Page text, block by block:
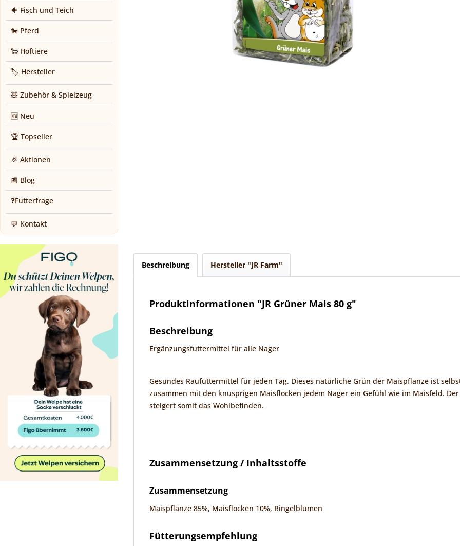
🐠 Fisch und Teich
🐎 Pferd
🐑 Hoftiere
🏷️ Hersteller
🧸 Zubehör & Spielzeug
🆕 Neu
🏆 Topseller
🎉 Aktionen
📰 Blog
❓Futterfrage
💬 Kontakt
Beschreibung Hersteller "JR Farm"
Produktinformationen "JR Grüner Mais 80 g"
Beschreibung
Ergänzungsfuttermittel für alle Nager
Gesundes Raufuttermittel für jeden Tag. Dieses natürliche Grün der Maispflanze ist
zusammen mit den knusprigen Maisflocken jedem Nager ein Gefühl wie im Maisfeld.
steigert somit das Wohlbefinden.
Zusammensetzung / Inhaltsstoffe
Zusammensetzung
Maispflanze 85%, Maisflocken 10%, Ringelblumen
Fütterungsempfehlung